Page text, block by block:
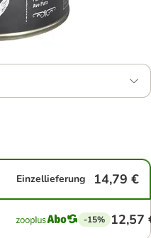
Einzellieferung 14,79 €
-15% 12,57